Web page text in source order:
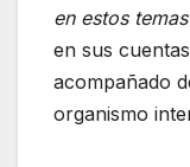
en estos
en sus
acompañado
organismo